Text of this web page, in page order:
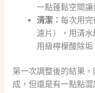
一點蓬鬆空間讓
清潔： 每次用完
濾片），用清
用級檸檬酸除垢
第一次調整後的結果
成，但還是有一點點